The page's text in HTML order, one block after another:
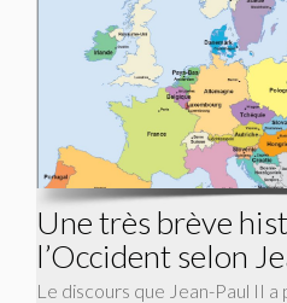
Une très brève
l’Occident selon
Le discours que Jean-Paul II a